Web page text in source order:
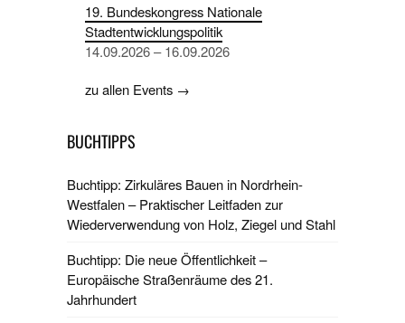
19. Bundeskongress Nationale
Stadtentwicklungspolitik
14.09.2026 – 16.09.2026
zu allen Events →
BUCHTIPPS
Buchtipp: Zirkuläres Bauen in Nordrhein-
Westfalen – Praktischer Leitfaden zur
Wiederverwendung von Holz, Ziegel und Stahl
Buchtipp: Die neue Öffentlichkeit –
Europäische Straßenräume des 21.
Jahrhundert